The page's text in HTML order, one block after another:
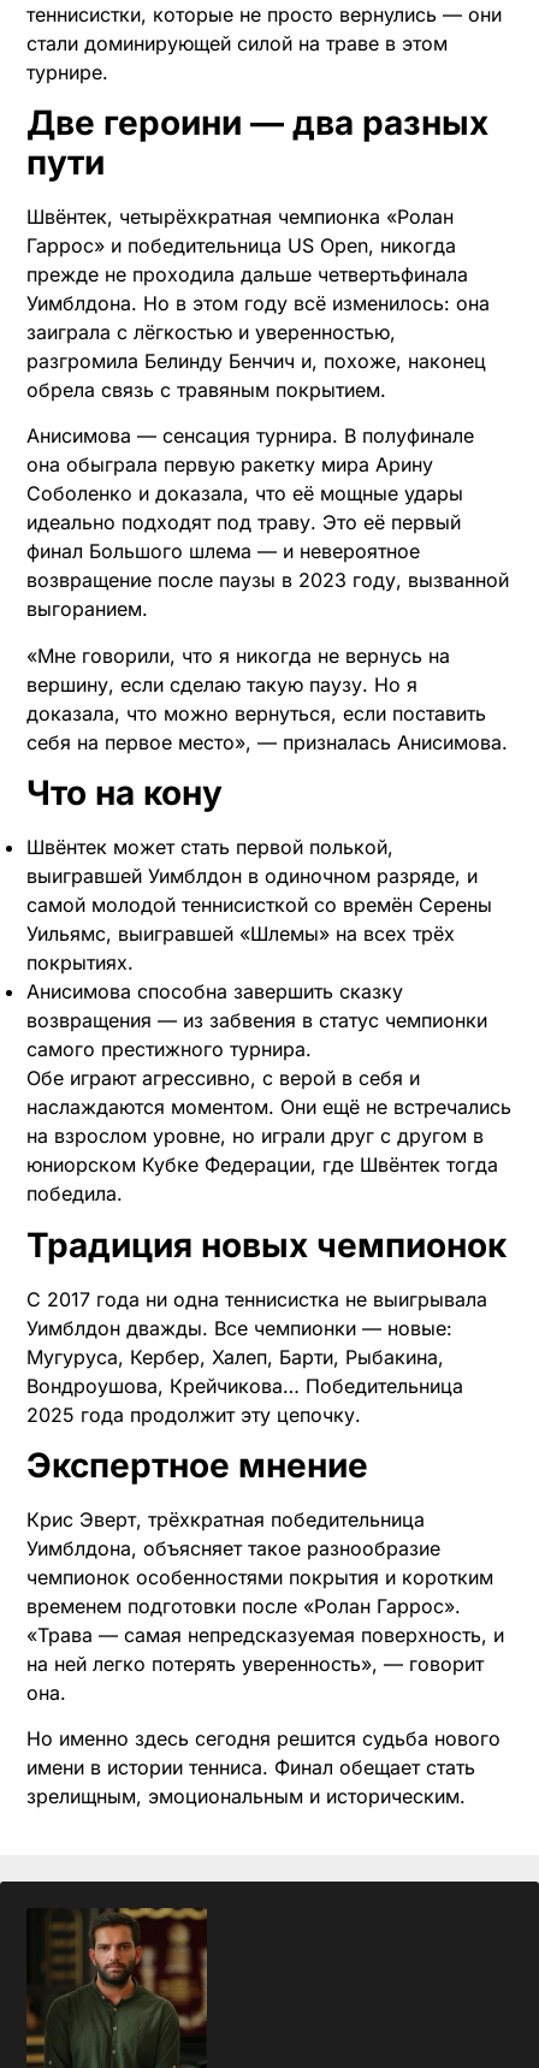
теннисистки, которые не просто вернулись — они
стали доминирующей силой на траве в этом
турнире.
Две героини — два разных
пути
Швёнтек, четырёхкратная чемпионка «Ролан
Гаррос» и победительница US Open, никогда
прежде не проходила дальше четвертьфинала
Уимблдона. Но в этом году всё изменилось: она
заиграла с лёгкостью и уверенностью,
разгромила Белинду Бенчич и, похоже, наконец
обрела связь с травяным покрытием.
Анисимова — сенсация турнира. В полуфинале
она обыграла первую ракетку мира Арину
Соболенко и доказала, что её мощные удары
идеально подходят под траву. Это её первый
финал Большого шлема — и невероятное
возвращение после паузы в 2023 году, вызванной
выгоранием.
«Мне говорили, что я никогда не вернусь на
вершину, если сделаю такую паузу. Но я
доказала, что можно вернуться, если поставить
себя на первое место», — призналась Анисимова.
Что на кону
Швёнтек может стать первой полькой,
выигравшей Уимблдон в одиночном разряде, и
самой молодой теннисисткой со времён Серены
Уильямс, выигравшей «Шлемы» на всех трёх
покрытиях.
Анисимова способна завершить сказку
возвращения — из забвения в статус чемпионки
самого престижного турнира.
Обе играют агрессивно, с верой в себя и
наслаждаются моментом. Они ещё не встречались
на взрослом уровне, но играли друг с другом в
юниорском Кубке Федерации, где Швёнтек тогда
победила.
Традиция новых чемпионок
С 2017 года ни одна теннисистка не выигрывала
Уимблдон дважды. Все чемпионки — новые:
Мугуруса, Кербер, Халеп, Барти, Рыбакина,
Вондроушова, Крейчикова… Победительница
2025 года продолжит эту цепочку.
Экспертное мнение
Крис Эверт, трёхкратная победительница
Уимблдона, объясняет такое разнообразие
чемпионок особенностями покрытия и коротким
временем подготовки после «Ролан Гаррос».
«Трава — самая непредсказуемая поверхность, и
на ней легко потерять уверенность», — говорит
она.
Но именно здесь сегодня решится судьба нового
имени в истории тенниса. Финал обещает стать
зрелищным, эмоциональным и историческим.